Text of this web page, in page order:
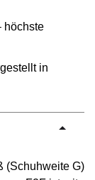
höchste
in
(Schuhweite G)